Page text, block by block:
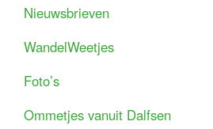
Nieuwsbrieven
WandelWeetjes
Foto’s
Ommetjes vanuit Dalfsen